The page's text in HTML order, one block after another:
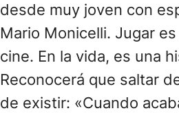
desde muy joven con
Mario Monicelli. Jugar
cine. En la vida, es una
Reconocerá que saltar
de existir: «Cuando